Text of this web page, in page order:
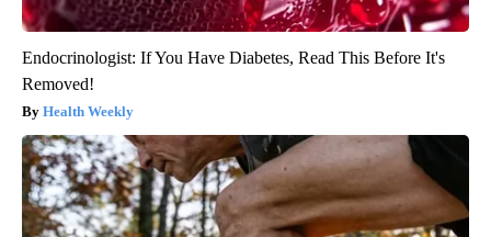
Endocrinologist: If You Have Diabetes, Read This Before It's
Removed!
Health Weekly